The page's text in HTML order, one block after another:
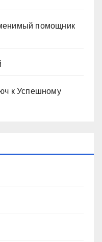
помощник
к Успешному